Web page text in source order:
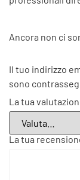
Ancora non ci
Il tuo indirizzo
sono
La tua
La tua